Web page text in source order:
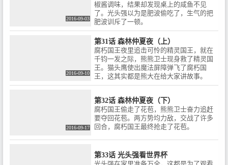
2016-09-03
椒酱调味，结果却发现桌上的咸鱼不见
了。光头强以为是肥波偷吃了，生气的把
肥波训斥了一顿。
2016-09-10
第31话 森林仲夏夜（上）
腐朽国王夜里追击可怜的精灵国王，就在
千钧一发之际，熊熊卫士现身救了精灵国
王。猫头鹰使出魔法屏障弹飞了腐朽国
王，这其实都是熊大在给大家讲故事。
2016-09-17
第32话 森林仲夏夜（下）
腐朽国王偷走了花苞，熊熊卫士奋力追赶
要夺回花苞。两方势均力敌，交战了许多
回合，腐朽国王最终抢走了花苞。
第33话 光头强看世界杯
光头强在家里准备万全，这都是为了观看